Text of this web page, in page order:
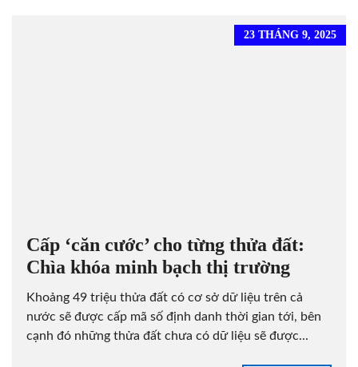
23 THÁNG 9, 2025
Cấp ‘căn cước’ cho từng thửa đất:
Chìa khóa minh bạch thị trường
Khoảng 49 triệu thửa đất có cơ sở dữ liệu trên cả
nước sẽ được cấp mã số định danh thời gian tới, bên
cạnh đó những thửa đất chưa có dữ liệu sẽ được...